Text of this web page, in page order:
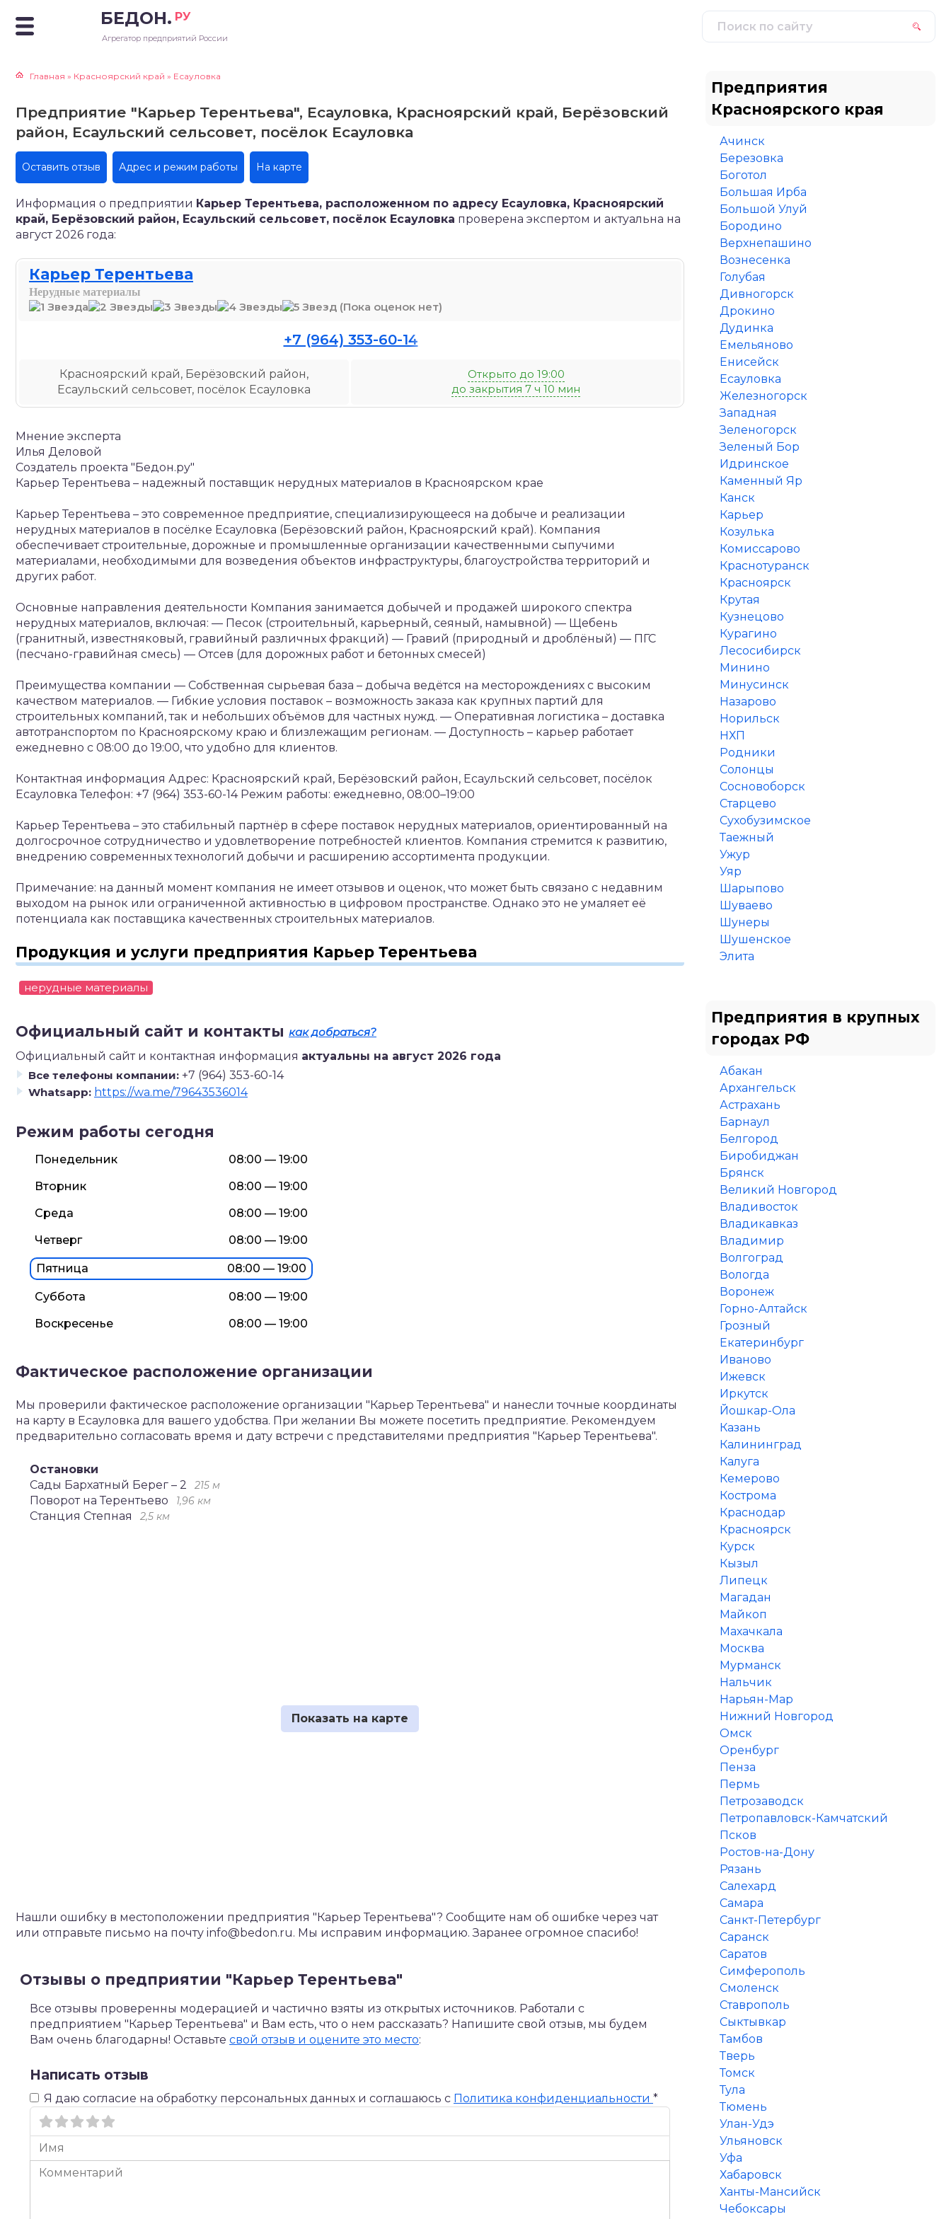
БЕДОН. РУ
Агрегатор предприятий России
Главная » Красноярский край » Есауловка
Предприятие "Карьер Терентьева", Есауловка, Красноярский край, Берёзовский
район, Есаульский сельсовет, посёлок Есауловка
Оставить отзыв Адрес и режим работы На карте
Информация о предприятии Карьер Терентьева, расположенном по адресу Есауловка, Красноярский
край, Берёзовский район, Есаульский сельсовет, посёлок Есауловка проверена экспертом и актуальна на
август 2026 года:
Карьер Терентьева
Нерудные материалы
(Пока оценок нет)
+7 (964) 353-60-14
Красноярский край, Берёзовский район,
Есаульский сельсовет, посёлок Есауловка
Открыто до 19:00
до закрытия 7 ч 10 мин
Мнение эксперта
Илья Деловой
Создатель проекта "Бедон.ру"
Карьер Терентьева – надежный поставщик нерудных материалов в Красноярском крае
Карьер Терентьева – это современное предприятие, специализирующееся на добыче и реализации
нерудных материалов в посёлке Есауловка (Берёзовский район, Красноярский край). Компания
обеспечивает строительные, дорожные и промышленные организации качественными сыпучими
материалами, необходимыми для возведения объектов инфраструктуры, благоустройства территорий и
других работ.
Основные направления деятельности Компания занимается добычей и продажей широкого спектра
нерудных материалов, включая: — Песок (строительный, карьерный, сеяный, намывной) — Щебень
(гранитный, известняковый, гравийный различных фракций) — Гравий (природный и дроблёный) — ПГС
(песчано-гравийная смесь) — Отсев (для дорожных работ и бетонных смесей)
Преимущества компании — Собственная сырьевая база – добыча ведётся на месторождениях с высоким
качеством материалов. — Гибкие условия поставок – возможность заказа как крупных партий для
строительных компаний, так и небольших объёмов для частных нужд. — Оперативная логистика – доставка
автотранспортом по Красноярскому краю и близлежащим регионам. — Доступность – карьер работает
ежедневно с 08:00 до 19:00, что удобно для клиентов.
Контактная информация Адрес: Красноярский край, Берёзовский район, Есаульский сельсовет, посёлок
Есауловка Телефон: +7 (964) 353-60-14Режим работы: ежедневно, 08:00–19:00
Карьер Терентьева – это стабильный партнёр в сфере поставок нерудных материалов, ориентированный на
долгосрочное сотрудничество и удовлетворение потребностей клиентов. Компания стремится к развитию,
внедрению современных технологий добычи и расширению ассортимента продукции.
Примечание: на данный момент компания не имеет отзывов и оценок, что может быть связано с недавним
выходом на рынок или ограниченной активностью в цифровом пространстве. Однако это не умаляет её
потенциала как поставщика качественных строительных материалов.
Продукция и услуги предприятия Карьер Терентьева
нерудные материалы
Официальный сайт и контакты как добраться?
Официальный сайт и контактная информация актуальны на август 2026 года
Все телефоны компании: +7 (964) 353-60-14
Whatsapp: https://wa.me/79643536014
Режим работы сегодня
Понедельник
08:00 — 19:00
Вторник
08:00 — 19:00
Среда
08:00 — 19:00
Четверг
08:00 — 19:00
Пятница 08:00 — 19:00
Суббота
08:00 — 19:00
Воскресенье
08:00 — 19:00
Фактическое расположение организации
Мы проверили фактическое расположение организации "Карьер Терентьева" и нанесли точные координаты
на карту в Есауловка для вашего удобства. При желании Вы можете посетить предприятие. Рекомендуем
предварительно согласовать время и дату встречи с представителями предприятия "Карьер Терентьева".
Остановки
Сады Бархатный Берег – 2
215 м
Поворот на Терентьево 1,96 км
Станция Степная 2,5 км
Нашли ошибку в местоположении предприятия "Карьер Терентьева"? Сообщите нам об ошибке через чат
или отправьте письмо на почту info@bedon.ru. Мы исправим информацию. Заранее огромное спасибо!
Отзывы о предприятии "Карьер Терентьева"
Все отзывы проверенны модерацией и частично взяты из открытых источников. Работали с
предприятием "Карьер Терентьева" и Вам есть, что о нем рассказать? Напишите свой отзыв, мы будем
Вам очень благодарны! Оставьте свой отзыв и оцените это место:
Написать отзыв
Я даю согласие на обработку персональных данных и соглашаюсь c Политика конфиденциальности *
Предприятия
Красноярского края
Ачинск
Березовка
Боготол
Большая Ирба
Большой Улуй
Бородино
Верхнепашино
Вознесенка
Голубая
Дивногорск
Дрокино
Дудинка
Емельяново
Енисейск
Есауловка
Железногорск
Западная
Зеленогорск
Зеленый Бор
Идринское
Каменный Яр
Канск
Карьер
Козулька
Комиссарово
Краснотуранск
Красноярск
Крутая
Кузнецово
Курагино
Лесосибирск
Минино
Минусинск
Назарово
Норильск
НХП
Родники
Солонцы
Сосновоборск
Старцево
Сухобузимское
Таежный
Ужур
Уяр
Шарыпово
Шуваево
Шунеры
Шушенское
Элита
Предприятия в крупных
городах РФ
Абакан
Архангельск
Астрахань
Барнаул
Белгород
Биробиджан
Брянск
Великий Новгород
Владивосток
Владикавказ
Владимир
Волгоград
Вологда
Воронеж
Горно-Алтайск
Грозный
Екатеринбург
Иваново
Ижевск
Иркутск
Йошкар-Ола
Казань
Калининград
Калуга
Кемерово
Кострома
Краснодар
Красноярск
Курск
Кызыл
Липецк
Магадан
Майкоп
Махачкала
Москва
Мурманск
Нальчик
Нарьян-Мар
Нижний Новгород
Омск
Оренбург
Пенза
Пермь
Петрозаводск
Петропавловск-Камчатский
Псков
Ростов-на-Дону
Рязань
Салехард
Самара
Санкт-Петербург
Саранск
Саратов
Симферополь
Смоленск
Ставрополь
Сыктывкар
Тамбов
Тверь
Томск
Тула
Тюмень
Улан-Удэ
Ульяновск
Уфа
Хабаровск
Ханты-Мансийск
Чебоксары